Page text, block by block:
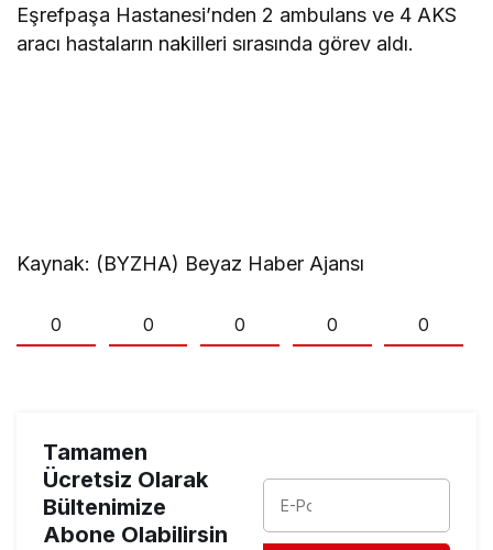
Eşrefpaşa Hastanesi’nden 2 ambulans ve 4 AKS
aracı hastaların nakilleri sırasında görev aldı.
Kaynak: (BYZHA) Beyaz Haber Ajansı
0 0 0 0 0
Tamamen
Ücretsiz Olarak
Bültenimize
Abone Olabilirsin